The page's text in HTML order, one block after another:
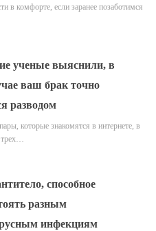
в комфорте, если заранее позаботимся
ученые выяснили, в
ваш брак точно
разводом
которые знакомятся в интернете, в
трех…
способное
разным
инфекциям